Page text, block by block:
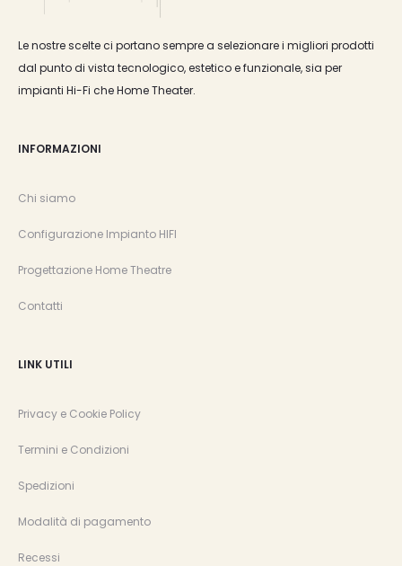
Le nostre scelte ci portano sempre a selezionare i migliori prodotti
dal punto di vista tecnologico, estetico e funzionale, sia per
impianti Hi-Fi che Home Theater.
INFORMAZIONI
Chi siamo
Configurazione Impianto HIFI
Progettazione Home Theatre
Contatti
LINK UTILI
Privacy e Cookie Policy
Termini e Condizioni
Spedizioni
Modalità di pagamento
Recessi